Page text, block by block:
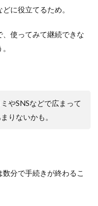
に役立てるため。
使ってみて継続できな
やSNSなどで広まって
りないかも。
分で手続きが終わるこ